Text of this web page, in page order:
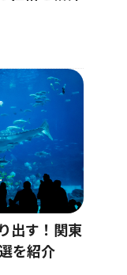
出す！関東
を紹介